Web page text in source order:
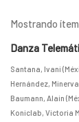
Mostrando
Danza
Santana, Ivani
Hernández,
Baumann, Alain
Koniclab, Victoria